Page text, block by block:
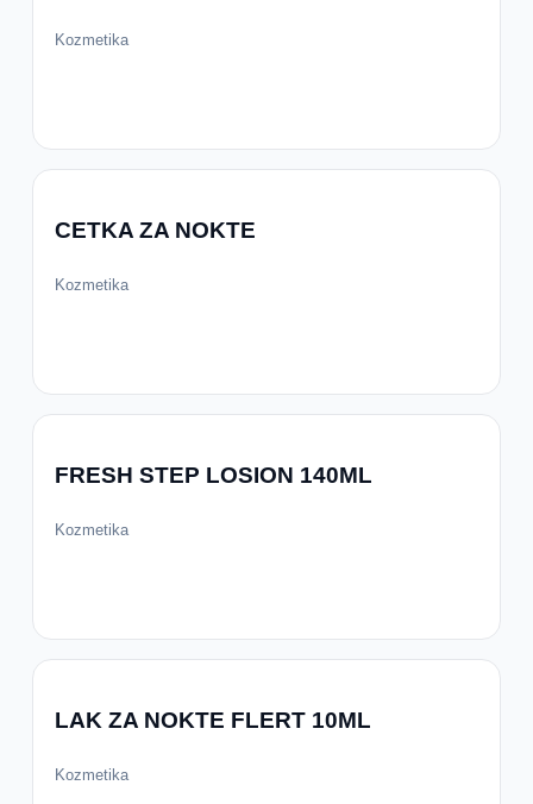
Kozmetika
CETKA ZA NOKTE
Kozmetika
FRESH STEP LOSION 140ML
Kozmetika
LAK ZA NOKTE FLERT 10ML
Kozmetika